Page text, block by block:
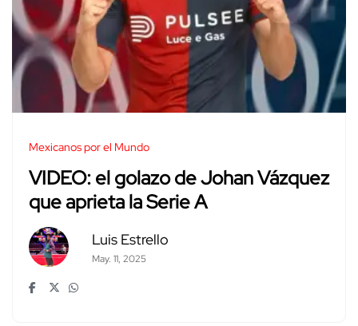
Mexicanos por el Mundo
VIDEO: el golazo de Johan Vázquez
que aprieta la Serie A
Luis Estrello
May. 11, 2025